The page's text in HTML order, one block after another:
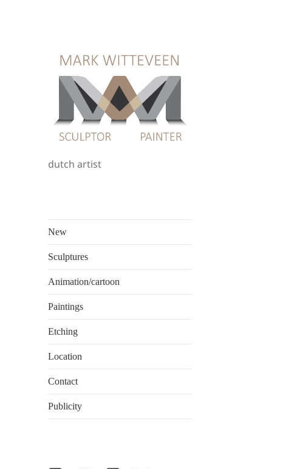
dutch artist
New
Sculptures
Animation/cartoon
Paintings
Etching
Location
Contact
Publicity